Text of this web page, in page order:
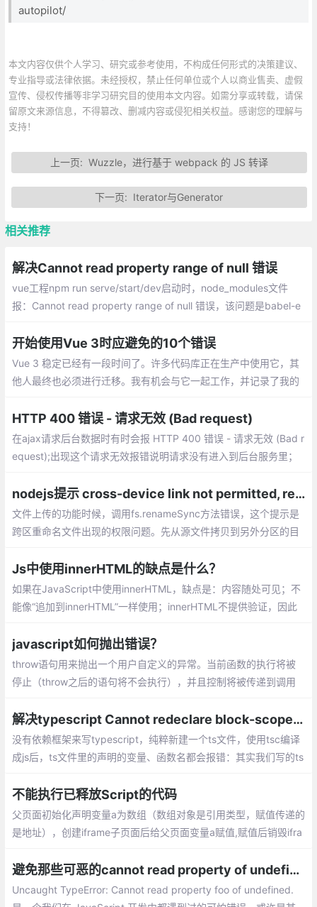
autopilot/
本文内容仅供个人学习、研究或参考使用，不构成任何形式的决策建议、
专业指导或法律依据。未经授权，禁止任何单位或个人以商业售卖、虚假
宣传、侵权传播等非学习研究目的使用本文内容。如需分享或转载，请保
留原文来源信息，不得篡改、删减内容或侵犯相关权益。感谢您的理解与
支持！
上一页: Wuzzle，进行基于 webpack 的 JS 转译
下一页: Iterator与Generator
相关推荐
解决Cannot read property range of null 错误
vue工程npm run serve/start/dev启动时，node_modules文件
报：Cannot read property range of null 错误，该问题是babel-e
开始使用Vue 3时应避免的10个错误
Vue 3 稳定已经有一段时间了。许多代码库正在生产中使用它，其
他人最终也必须进行迁移。我有机会与它一起工作，并记录了我的
HTTP 400 错误 - 请求无效 (Bad request)
在ajax请求后台数据时有时会报 HTTP 400 错误 - 请求无效 (Bad r
equest);出现这个请求无效报错说明请求没有进入到后台服务里；
一致
nodejs提示 cross-device link not permitted, rename 错误解决方法
文件上传的功能时候，调用fs.renameSync方法错误，这个提示是
跨区重命名文件出现的权限问题。先从源文件拷贝到另外分区的目
Js中使用innerHTML的缺点是什么？
如果在JavaScript中使用innerHTML，缺点是：内容随处可见；不
能像“追加到innerHTML”一样使用；innerHTML不提供验证，因此
javascript如何抛出错误？
throw语句用来抛出一个用户自定义的异常。当前函数的执行将被
停止（throw之后的语句将不会执行），并且控制将被传递到调用
会终止。
解决typescript Cannot redeclare block-scoped variable
没有依赖框架来写typescript，纯粹新建一个ts文件，使用tsc编译
成js后，ts文件里的声明的变量、函数名都会报错：其实我们写的ts
都放在了全局作用域
不能执行已释放Script的代码
父页面初始化声明变量a为数组（数组对象是引用类型，赋值传递的
是地址），创建iframe子页面后给父页面变量a赋值,赋值后销毁ifra
执行已释放Script的代码’。
避免那些可恶的cannot read property of undefined 错误
Uncaught TypeError: Cannot read property foo of undefined.